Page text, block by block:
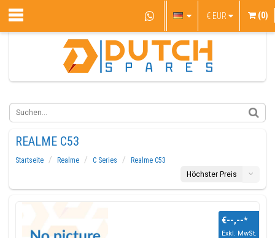
€ EUR (0)
REALME C53
Startseite Realme C Series
Realme C53
Höchster Preis
€--,--*
Exkl. MwSt.